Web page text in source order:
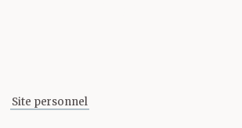
Site personnel